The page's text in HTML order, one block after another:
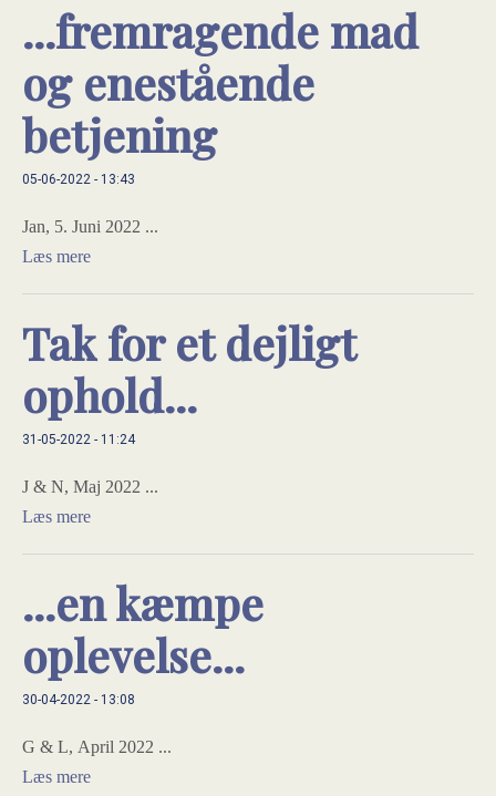
...fremragende mad
og enestående
betjening
05-06-2022 - 13:43
Jan, 5. Juni 2022 ...
Læs mere
Tak for et dejligt
ophold...
31-05-2022 - 11:24
J & N, Maj 2022 ...
Læs mere
...en kæmpe
oplevelse...
30-04-2022 - 13:08
G & L, April 2022 ...
Læs mere